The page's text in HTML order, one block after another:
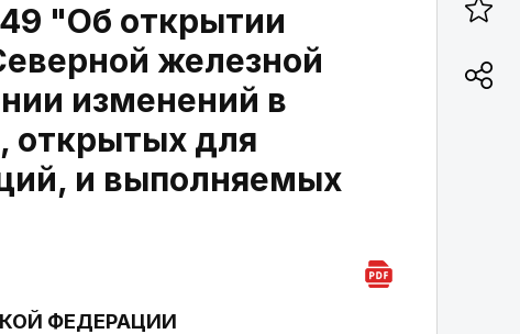
"Об открытии
железной
изменений в
открытых для
и выполняемых
ФЕДЕРАЦИИ